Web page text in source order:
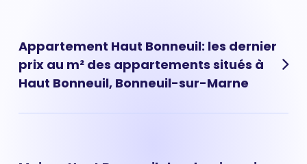
Appartement Haut Bonneuil: les dernier
prix au m² des appartements situés à
Haut Bonneuil, Bonneuil-sur-Marne